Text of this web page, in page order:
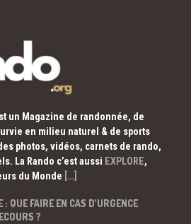
un Magazine de randonnée, de
en milieu naturel & de sports
photos, vidéos, carnets de rando,
La Rando c’est aussi EXPLORE,
du Monde […]
QUE FAIRE EN CAS D’URGENCE
?